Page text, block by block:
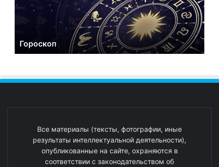
Гороскоп
Все материалы (тексты, фотографии, иные
результаты интеллектуальной деятельности),
опубликованные на сайте, охраняются в
соответствии с законодательством об